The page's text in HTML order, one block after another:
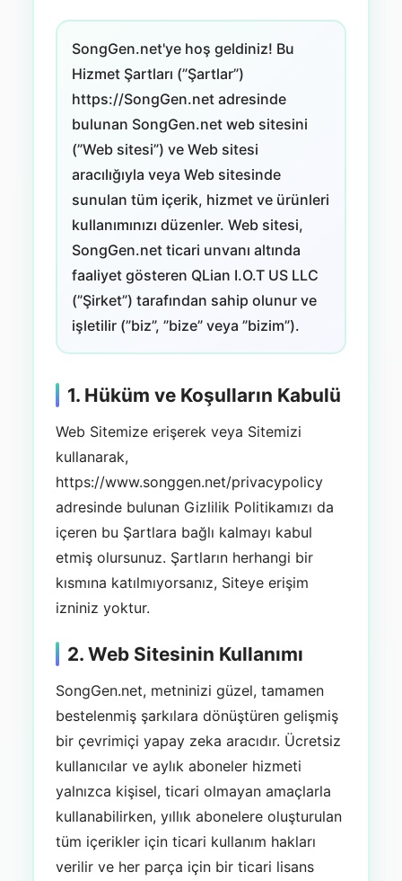
SongGen.net'ye hoş geldiniz! Bu
Hizmet Şartları (”Şartlar”)
https://SongGen.net adresinde
bulunan SongGen.net web sitesini
(”Web sitesi”) ve Web sitesi
aracılığıyla veya Web sitesinde
sunulan tüm içerik, hizmet ve ürünleri
kullanımınızı düzenler. Web sitesi,
SongGen.net ticari unvanı altında
faaliyet gösteren QLian I.O.T US LLC
(”Şirket”) tarafından sahip olunur ve
işletilir (”biz”, ”bize” veya ”bizim”).
1. Hüküm ve Koşulların Kabulü
Web Sitemize erişerek veya Sitemizi
kullanarak,
https://www.songgen.net/privacypolicy
adresinde bulunan Gizlilik Politikamızı da
içeren bu Şartlara bağlı kalmayı kabul
etmiş olursunuz. Şartların herhangi bir
kısmına katılmıyorsanız, Siteye erişim
izniniz yoktur.
2. Web Sitesinin Kullanımı
SongGen.net, metninizi güzel, tamamen
bestelenmiş şarkılara dönüştüren gelişmiş
bir çevrimiçi yapay zeka aracıdır. Ücretsiz
kullanıcılar ve aylık aboneler hizmeti
yalnızca kişisel, ticari olmayan amaçlarla
kullanabilirken, yıllık abonelere oluşturulan
tüm içerikler için ticari kullanım hakları
verilir ve her parça için bir ticari lisans